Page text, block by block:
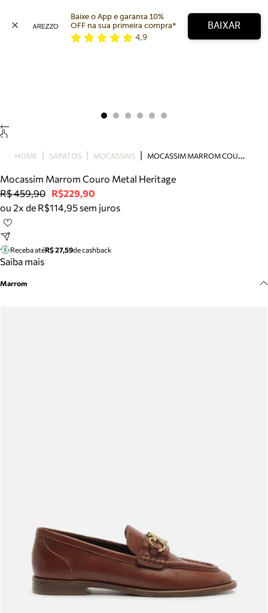
Bolsa
Tamanco
Tênis
Mule
Tire dúvidas sobre pedidos, devoluções e mais.
Baixe o App e garanta 10%
OFF na sua primeira compra*
4,9
BAIXAR
HOME SAPATOS MOCASSINS M
OCASSIM MARROM COURO METAL HERITAGE
Mocassim Marrom Couro Metal Heritage
R$ 459,90 R$229,90
ou 2x de R$114,95 sem juros
Receba atéR$ 27,59de cashback
Saiba mais
Marrom